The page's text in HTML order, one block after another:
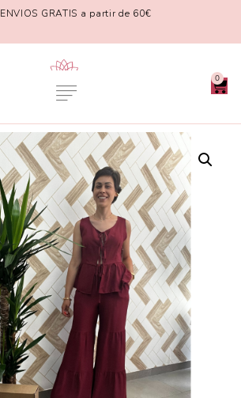
ENVIOS GRATIS a partir de 60€
0